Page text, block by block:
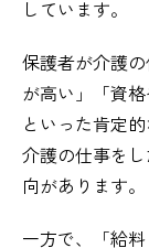
しています。
保護者が介護
が高い」「資
といった肯定
介護の仕事を
向があります。
一方で、「給